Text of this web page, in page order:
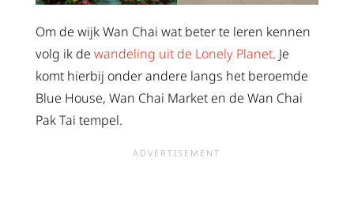
Om de wijk Wan Chai wat beter te leren kennen
volg ik de wandeling uit de Lonely Planet. Je
komt hierbij onder andere langs het beroemde
Blue House, Wan Chai Market en de Wan Chai
Pak Tai tempel.